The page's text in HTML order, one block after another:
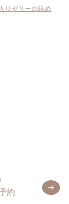
りゼリーの詰め
約